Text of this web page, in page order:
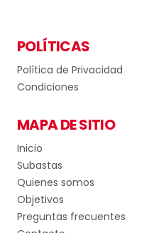
POLÍTICAS
Política de Privacidad
Condiciones
MAPA DE SITIO
Inicio
Subastas
Quienes somos
Objetivos
Preguntas frecuentes